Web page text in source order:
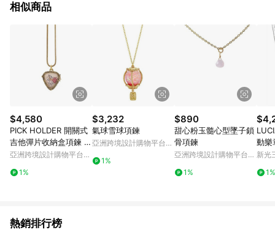
相似商品
$4,580
PICK HOLDER 開關式
吉他彈片收納盒項鍊 隕
石質感款
亞洲跨境設計購物平台
1%
$3,232
氣球雪球項鍊
亞洲跨境設計購物平台
1%
$890
甜心粉玉髓心型墜子鎖
骨項鍊
亞洲跨境設計購物平台
1%
動樂
新光
1%
熱銷排行榜